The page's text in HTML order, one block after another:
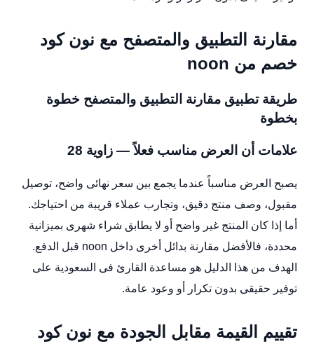
مقارنة التطبيق والمتصفح مع نون كود
خصم من noon
طريقة تطبيق مقارنة التطبيق والمتصفح خطوة
بخطوة
علامات أن العرض مناسب فعلاً — زاوية 28
يصبح العرض مناسباً عندما يجمع بين سعر نهائى واضح، توصيل
مقبول، وصف منتج دقيق، وتجارب عملاء قريبة من احتياجك.
أما إذا كان المنتج غير واضح أو لا يطابق شراء شهرى بميزانية
محددة، فالأفضل مقارنة بدائل أخرى داخل noon قبل الدفع.
الهدف من هذا الدليل هو مساعدة القارئ فى السعودية على
توفير حقيقى بدون تكرار أو وعود عامة.
تقييم القيمة مقابل الجودة مع نون كود